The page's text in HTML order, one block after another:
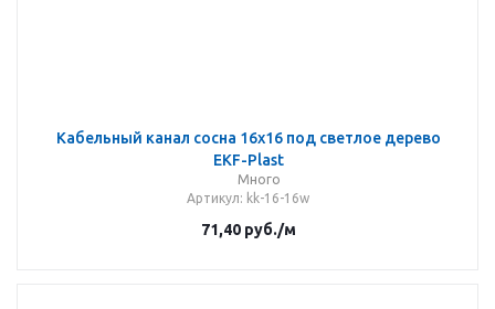
Кабельный канал сосна 16х16 под светлое дерево
EKF-Plast
Много
Артикул: kk-16-16w
71,40руб./м